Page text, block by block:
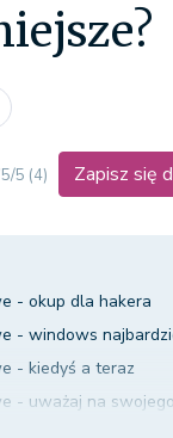
5 (4) Zapisz się
- okup dla hakera
- windows
- kiedyś a teraz
- uważaj na